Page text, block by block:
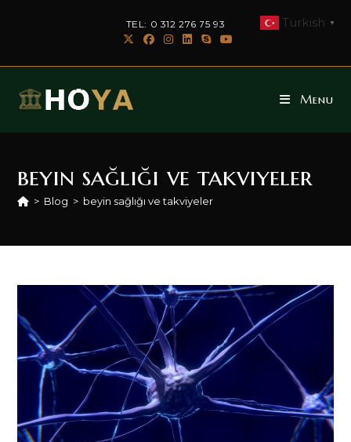
TEL: 0 312 276 75 93
Menu
beyin sağlığı ve takviyeler
> Blog > beyin sağlığı ve takviyeler
Turkish ▼